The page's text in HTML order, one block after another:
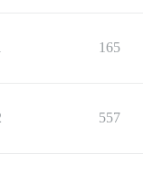
165
557